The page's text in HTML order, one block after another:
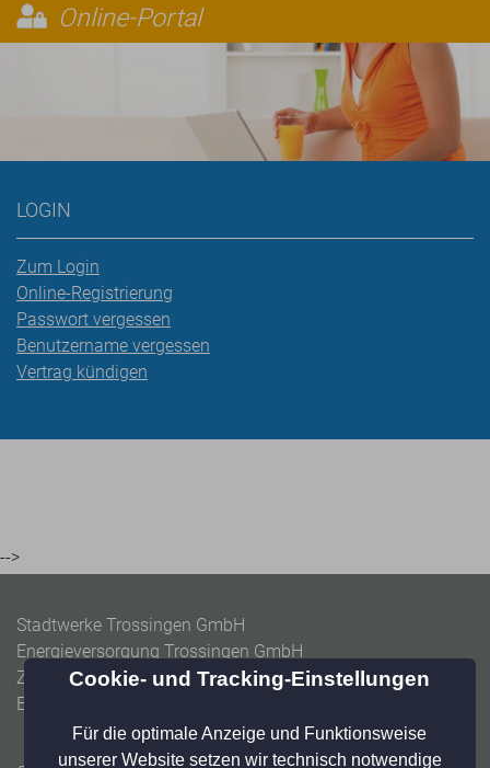
Online-Portal
LOGIN
Zum Login
Online-Registrierung
Passwort vergessen
Benutzername vergessen
Vertrag kündigen
-->
Stadtwerke Trossingen GmbH
Energieversorgung Trossingen GmbH
Zweckverband Baarwasserversorgung
Eigenbetrieb Wasser & Abwasser Trossingen